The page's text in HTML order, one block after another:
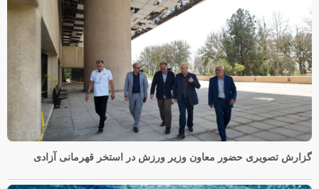
گزارش تصویری حضور معاون وزیر ورزش در استخر قهرمانی آزادی